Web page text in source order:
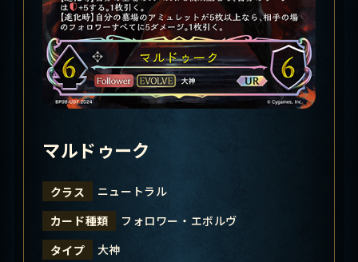
マルドゥーク
クラス
ニュートラル
カード種類
フォロワー・エボルヴ
タイプ
大神